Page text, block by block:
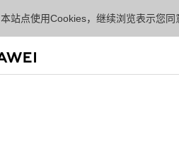
本站点使用Cookies，继续浏览表示您同